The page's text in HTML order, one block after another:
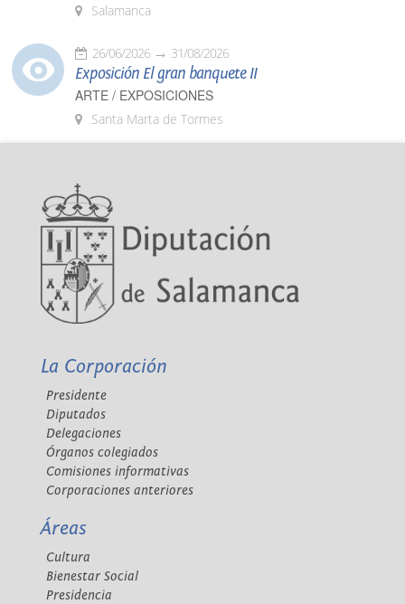
Salamanca
26/06/2026 31/08/2026
Exposición El gran banquete II
ARTE / EXPOSICIONES
Santa Marta de Tormes
La Corporación
Presidente
Diputados
Delegaciones
Órganos colegiados
Comisiones informativas
Corporaciones anteriores
Áreas
Cultura
Bienestar Social
Presidencia